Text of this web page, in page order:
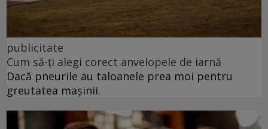
publicitate
Cum să-ți alegi corect anvelopele de iarnă
Dacă pneurile au taloanele prea moi pentru
greutatea mașinii.